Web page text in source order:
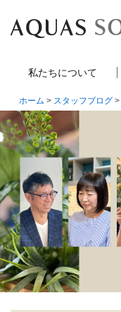
私たちについて
ホーム > スタッフブログ >